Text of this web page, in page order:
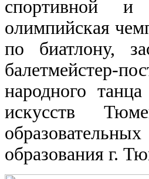
спортивной и
олимпийская
по биатлону,
балетмейстер-
народного
искусств
образования г.